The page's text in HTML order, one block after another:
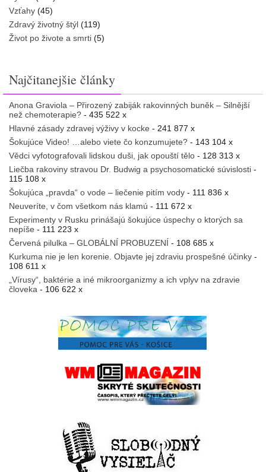
Vzťahy (45)
Zdravý životný štýl (119)
Život po živote a smrti (5)
Najčitanejšie články
Anona Graviola – Přirozený zabiják rakovinných buněk – Silnější
než chemoterapie? - 435 522 x
Hlavné zásady zdravej výživy v kocke - 241 877 x
Šokujúce Video! …alebo viete čo konzumujete? - 143 104 x
Vědci vyfotografovali lidskou duši, jak opouští tělo - 128 313 x
Liečba rakoviny stravou Dr. Budwig a psychosomatické súvislosti -
115 108 x
Šokujúca „pravda“ o vode – liečenie pitím vody - 111 836 x
Neuveríte, v čom všetkom nás klamú - 111 672 x
Experimenty v Rusku prinášajú šokujúce úspechy o ktorých sa
nepíše - 111 223 x
Červená pilulka – GLOBÁLNÍ PROBUZENÍ - 108 685 x
Kurkuma nie je len korenie. Objavte jej zdraviu prospešné účinky -
108 611 x
„Vírusy“, baktérie a iné mikroorganizmy a ich vplyv na zdravie
človeka - 106 622 x